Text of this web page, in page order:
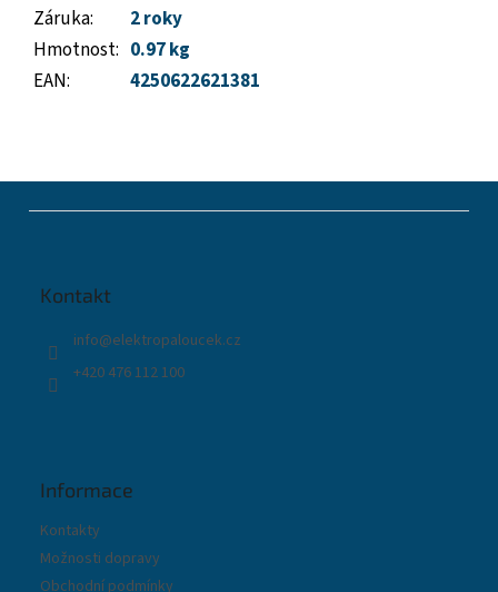
Záruka:
2 roky
Hmotnost: 0.97 kg
EAN: 4250622621381
Kontakt
info@elektropaloucek.cz
+420 476 112 100
Informace
Kontakty
Možnosti dopravy
Obchodní podmínky